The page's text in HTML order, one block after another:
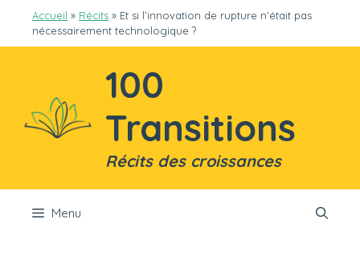
contenu
Accueil » Récits » Et si l’innovation de rupture n’était pas
nécessairement technologique ?
100
Transitions
Récits des croissances
Menu